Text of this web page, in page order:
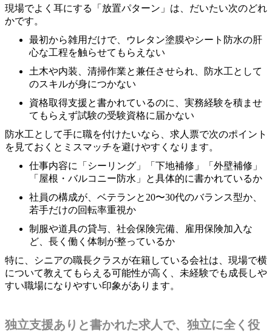
現場でよく耳にする「放置パターン」は、だいたい次のどれ
かです。
最初から雑用だけで、ウレタン塗膜やシート防水の肝
心な工程を触らせてもらえない
土木や内装、清掃作業と兼任させられ、防水工として
のスキルが身につかない
資格取得支援と書かれているのに、実務経験を積ませ
てもらえず試験の受験資格に届かない
防水工として手に職を付けたいなら、求人票で次のポイント
を見ておくとミスマッチを避けやすくなります。
仕事内容に「シーリング」「下地補修」「外壁補修」
「屋根・バルコニー防水」と具体的に書かれているか
社員の構成が、ベテランと20〜30代のバランス型か、
若手だけの回転率重視か
制服や道具の貸与、社会保険完備、雇用保険加入な
ど、長く働く体制が整っているか
特に、シニアの職長クラスが在籍している会社は、現場で横
について教えてもらえる可能性が高く、未経験でも成長しや
すい職場になりやすい印象があります。
独立支援ありと書かれた求人で、独立に全く役